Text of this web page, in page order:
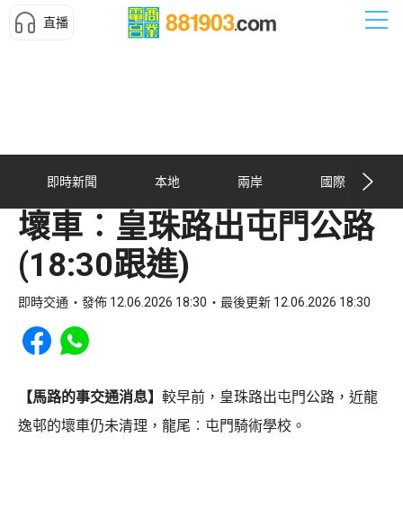
直播
即時新聞 本地 兩岸 國際
壞車︰皇珠路出屯門公路
(18:30跟進)
即時交通 發佈 12.06.2026 18:30 最後更新 12.06.2026 18:30
Share to Facebook
Share to WhatsApp
【馬路的事交通消息】 較早前，皇珠路出屯門公路，近龍
逸邨的壞車仍未清理，龍尾︰屯門騎術學校。